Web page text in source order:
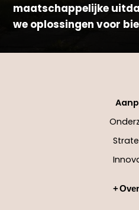
maatschappelijke
we oplossingen voor